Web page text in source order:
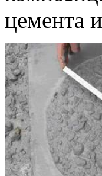
цемента